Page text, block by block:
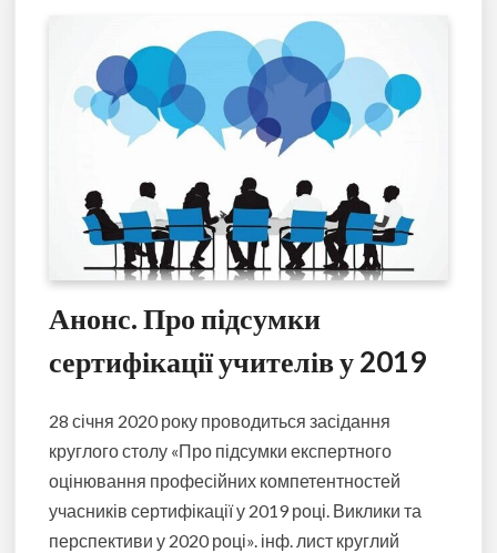
Анонс. Про підсумки
сертифікації учителів у 2019
28 січня 2020 року проводиться засідання
круглого столу «Про підсумки експертного
оцінювання професійних компетентностей
учасників сертифікації у 2019 році. Виклики та
перспективи у 2020 році». інф. лист круглий